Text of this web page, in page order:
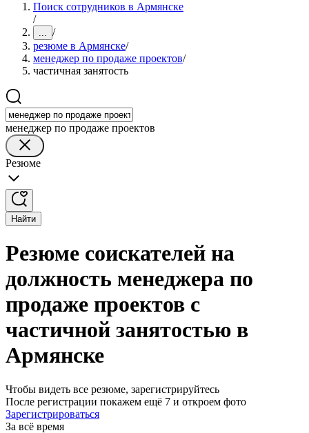
Поиск сотрудников в Армянске
/
... /
резюме в Армянске/
менеджер по продаже проектов/
частичная занятость
менеджер по продаже проектов
Резюме
Найти
Резюме соискателей на
должность менеджера по
продаже проектов с
частичной занятостью в
Армянске
Чтобы видеть все резюме, зарегистрируйтесь
После регистрации покажем ещё 7 и откроем фото
Зарегистрироваться
За всё время